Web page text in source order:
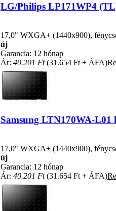
LG/Philips LP171WP4
17,0" WXGA+ (1440x900),
új
Garancia: 12 hónap
Ár: 40.201 Ft(31.654 Ft + ÁFA)
Samsung LTN170WA-
17,0" WXGA+ (1440x900),
új
Garancia: 12 hónap
Ár: 40.201 Ft(31.654 Ft + ÁFA)